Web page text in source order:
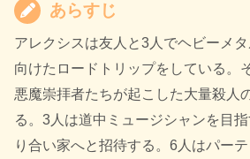
あらすじ
アレクシスは友人と3人でヘビーメ
向けたロードトリップをしている。
悪魔崇拝者たちが起こした大量殺人
る。3人は道中ミュージシャンを目
り合い家へと招待する。6人はパー